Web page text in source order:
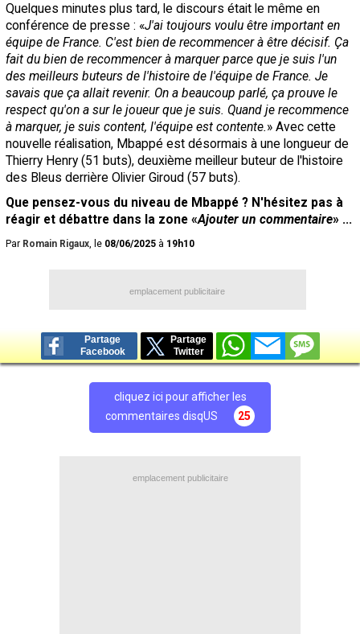
Quelques minutes plus tard, le discours était le même en
conférence de presse : «J'ai toujours voulu être important en
équipe de France. C'est bien de recommencer à être décisif. Ça
fait du bien de recommencer à marquer parce que je suis l'un
des meilleurs buteurs de l'histoire de l'équipe de France. Je
savais que ça allait revenir. On a beaucoup parlé, ça prouve le
respect qu'on a sur le joueur que je suis. Quand je recommence
à marquer, je suis content, l'équipe est contente.» Avec cette
nouvelle réalisation, Mbappé est désormais à une longueur de
Thierry Henry (51 buts), deuxième meilleur buteur de l'histoire
des Bleus derrière Olivier Giroud (57 buts).
Que pensez-vous du niveau de Mbappé ? N'hésitez pas à
réagir et débattre dans la zone «Ajouter un commentaire» ...
Par Romain Rigaux, le 08/06/2025 à 19h10
emplacement publicitaire
Partage
Facebook
Partage
Twitter
cliquez ici pour afficher les
commentaires disqUS
25
emplacement publicitaire